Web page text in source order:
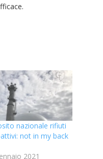
nazionale rifiuti
not in my back
2021